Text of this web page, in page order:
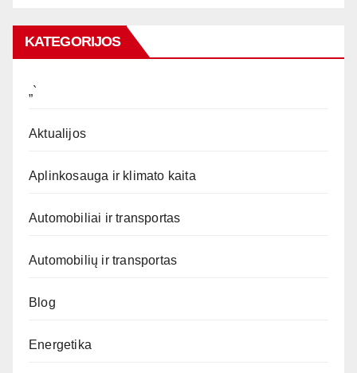
KATEGORIJOS
„`
Aktualijos
Aplinkosauga ir klimato kaita
Automobiliai ir transportas
Automobilių ir transportas
Blog
Energetika